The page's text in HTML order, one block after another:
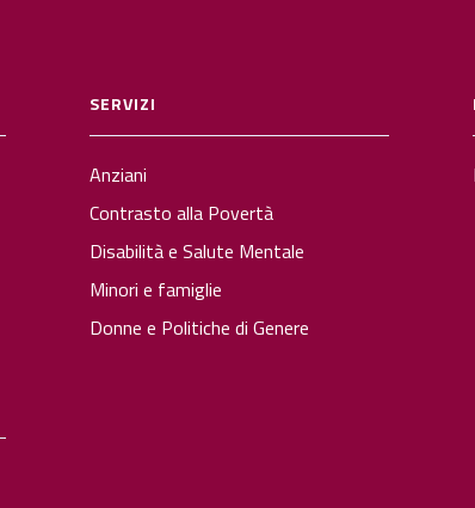
SERVIZI
Anziani
Contrasto alla Povertà
Disabilità e Salute Mentale
Minori e famiglie
Donne e Politiche di Genere